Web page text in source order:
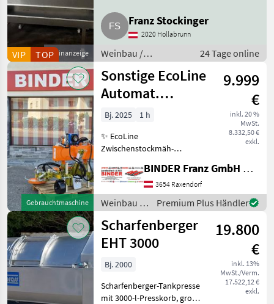
Kleinanzeige
VIP TOP
Weinbau Kellereimaschinen
Franz Stockinger
2020 Hollabrunn
Weinbau /
Kellereimaschinen
24 Tage online
Gebrauchtmaschine
Sonstige EcoLine
Automat.
Zwischenstockmäher
Ostraticky
9.999
€
inkl. 20 %
MwSt.
8.332,50 €
exkl.
Bj. 2025
1 h
✨ EcoLine
Zwischenstockmäh-
Ostraticky MSO-400HP ✔️
durch Eigenölversorgung
ist Mähen auch ✔️ mit
kleineren Traktoren
problemlos möglich!
BINDER Franz GmbH & CoKG
3654 Raxendorf
Weinbau /
Sonstige
Premium Plus Händler
Scharfenberger
EHT 3000
19.800
€
inkl. 13%
MwSt./Verm.
17.522,12 €
exkl.
Bj. 2000
Scharfenberger-Tankpresse
mit 3000-l-Presskorb, große